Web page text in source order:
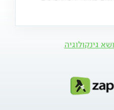
גינקולוגיה